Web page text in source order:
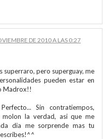
DE 2010 A LAS 0:27
superraro, pero superguay, me
pueden estar en
Madrox!!
Sin contratiempos,
molon la verdad, asi que me
dia me sorprende mas tu